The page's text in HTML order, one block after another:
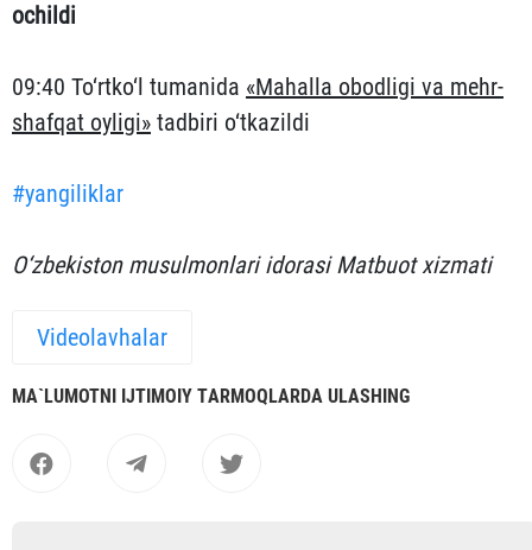
ochildi
09:40 To‘rtko‘l tumanida «Mahalla obodligi va mehr-
shafqat oyligi» tadbiri o‘tkazildi
#yangiliklar
O‘zbekiston musulmonlari idorasi Matbuot xizmati
Videolavhalar
MА`LUMOTNI IJTIMOIY TАRMOQLАRDА ULАSHING